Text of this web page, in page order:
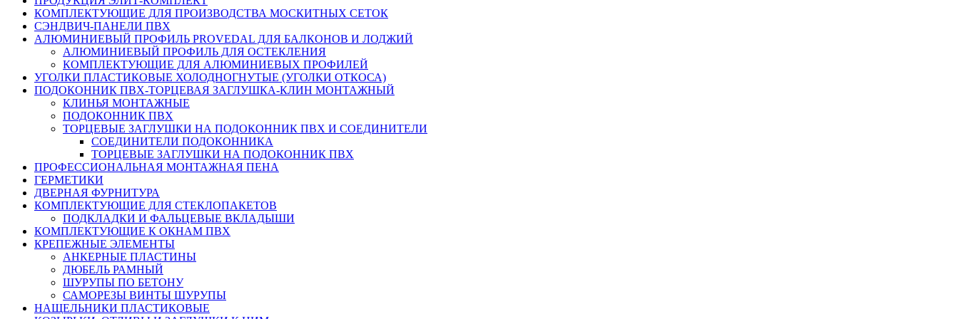
КОМПЛЕКТУЮЩИЕ ДЛЯ ПРОИЗВОДСТВА МОСКИТНЫХ СЕТОК
СЭНДВИЧ-ПАНЕЛИ ПВХ
АЛЮМИНИЕВЫЙ ПРОФИЛЬ PROVEDAL ДЛЯ БАЛКОНОВ И ЛОДЖИЙ
АЛЮМИНИЕВЫЙ ПРОФИЛЬ ДЛЯ ОСТЕКЛЕНИЯ
КОМПЛЕКТУЮЩИЕ ДЛЯ АЛЮМИНИЕВЫХ ПРОФИЛЕЙ
УГОЛКИ ПЛАСТИКОВЫЕ ХОЛОДНОГНУТЫЕ (УГОЛКИ ОТКОСА)
ПОДОКОННИК ПВХ-ТОРЦЕВАЯ ЗАГЛУШКА-КЛИН МОНТАЖНЫЙ
КЛИНЬЯ МОНТАЖНЫЕ
ПОДОКОННИК ПВХ
ТОРЦЕВЫЕ ЗАГЛУШКИ НА ПОДОКОННИК ПВХ И СОЕДИНИТЕЛИ
СОЕДИНИТЕЛИ ПОДОКОННИКА
ТОРЦЕВЫЕ ЗАГЛУШКИ НА ПОДОКОННИК ПВХ
ПРОФЕССИОНАЛЬНАЯ МОНТАЖНАЯ ПЕНА
ГЕРМЕТИКИ
ДВЕРНАЯ ФУРНИТУРА
КОМПЛЕКТУЮЩИЕ ДЛЯ СТЕКЛОПАКЕТОВ
ПОДКЛАДКИ И ФАЛЬЦЕВЫЕ ВКЛАДЫШИ
КОМПЛЕКТУЮЩИЕ К ОКНАМ ПВХ
КРЕПЕЖНЫЕ ЭЛЕМЕНТЫ
АНКЕРНЫЕ ПЛАСТИНЫ
ДЮБЕЛЬ РАМНЫЙ
ШУРУПЫ ПО БЕТОНУ
САМОРЕЗЫ ВИНТЫ ШУРУПЫ
НАЩЕЛЬНИКИ ПЛАСТИКОВЫЕ